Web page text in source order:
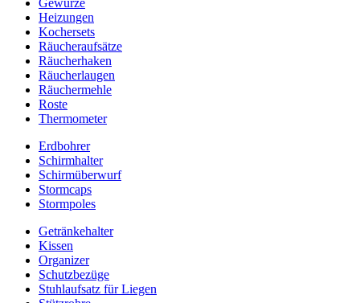
Heizungen
Kochersets
Räucheraufsätze
Räucherhaken
Räucherlaugen
Räuchermehle
Roste
Thermometer
Erdbohrer
Schirmhalter
Schirmüberwurf
Stormcaps
Stormpoles
Getränkehalter
Kissen
Organizer
Schutzbezüge
Stuhlaufsatz für Liegen